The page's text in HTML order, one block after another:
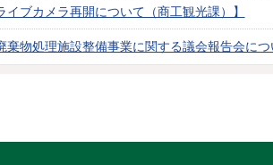
イブカメラ再開について（商工観光課）】
棄物処理施設整備事業に関する議会報告会につ